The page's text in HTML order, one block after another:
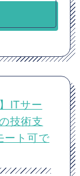
ITサー
技術支
ート可で